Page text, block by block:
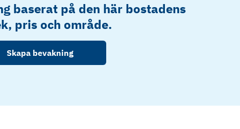
baserat på den här bostadens
pris och område.
Skapa bevakning